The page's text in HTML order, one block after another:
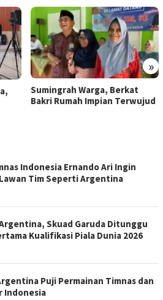
»
Sumingrah Warga, Berkat
Bakri Rumah Impian Terwujud
Indonesia Ernando Ari Ingin
Tim Seperti Argentina
Skuad Garuda Ditunggu
Kualifikasi Piala Dunia 2026
Puji Permainan Timnas dan
Indonesia